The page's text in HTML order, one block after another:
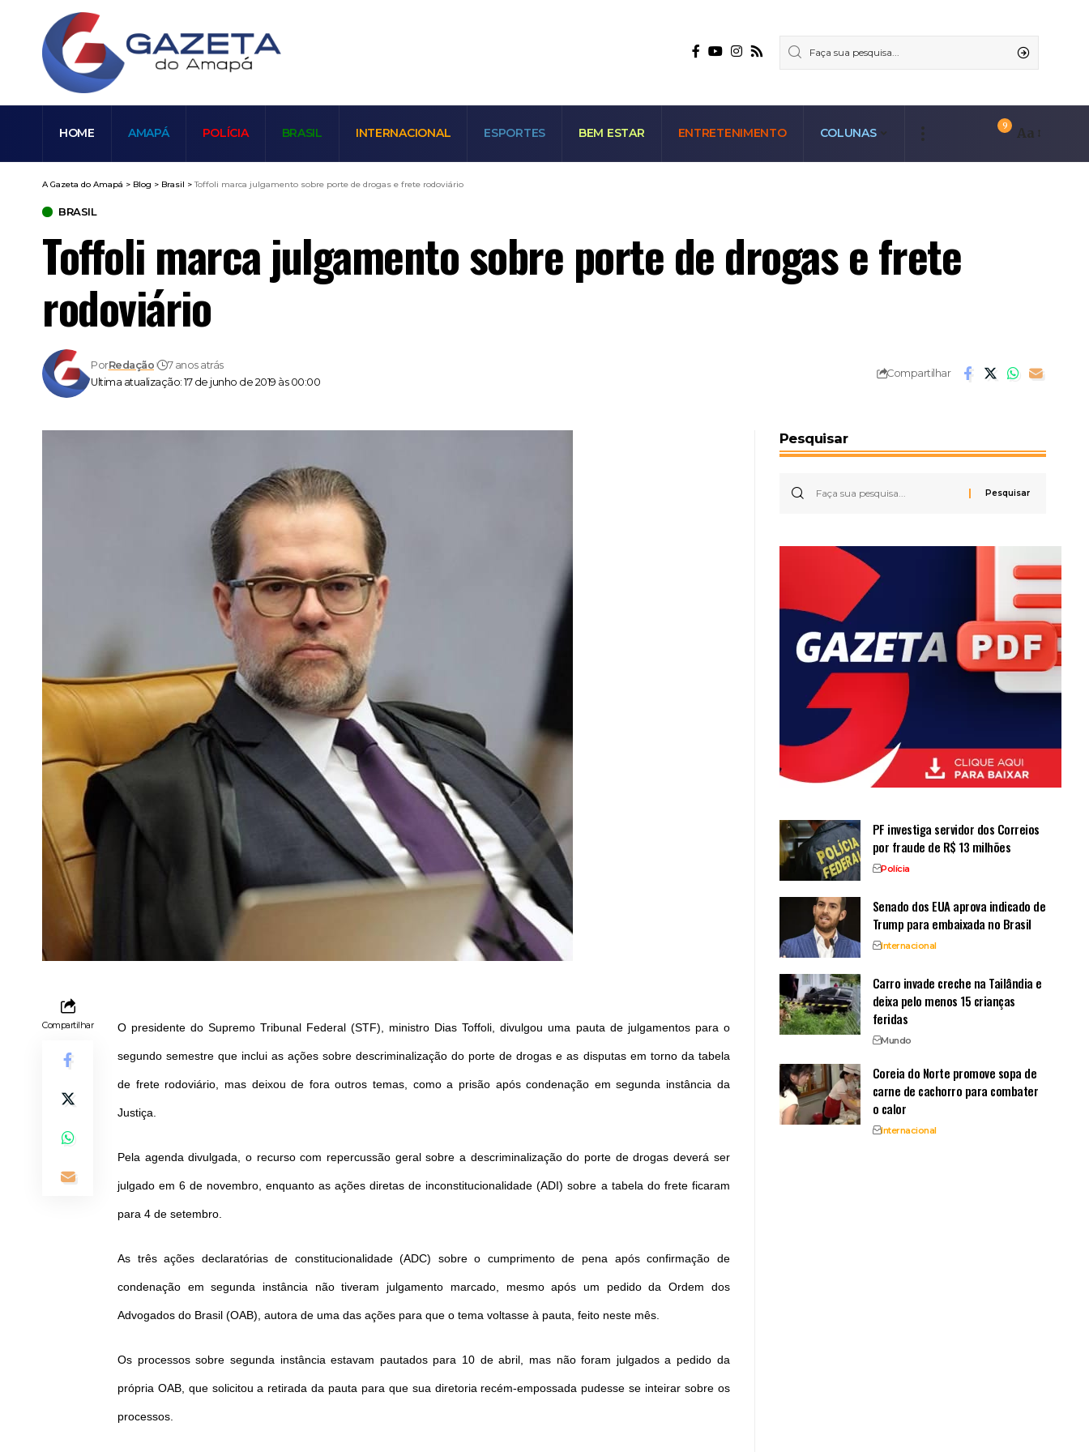
HOME AMAPÁ POLÍCIA BRASIL INTERNACIONAL ESPORTES BEM ESTAR ENTRETENIMENTO COLUNAS
9 Aa
A Gazeta do Amapá > Blog > Brasil >Toffoli marca julgamento sobre porte de drogas e frete rodoviário
BRASIL
Toffoli marca julgamento sobre porte de drogas e frete
rodoviário
Ultima atualização: 17 de junho de 2019 às 00:00
PorRedação 7 anos atrás
Compartilhar
Compartilhar O presidente do Supremo Tribunal Federal (STF), ministro Dias Toffoli, divulgou uma pauta de julgamentos para o
segundo semestre que inclui as ações sobre descriminalização do porte de drogas e as disputas em torno da tabela
de frete rodoviário, mas deixou de fora outros temas, como a prisão após condenação em segunda instância da
Justiça.
Pela agenda divulgada, o recurso com repercussão geral sobre a descriminalização do porte de drogas deverá ser
julgado em 6 de novembro, enquanto as ações diretas de inconstitucionalidade (ADI) sobre a tabela do frete ficaram
para 4 de setembro.
As três ações declaratórias de constitucionalidade (ADC) sobre o cumprimento de pena após confirmação de
condenação em segunda instância não tiveram julgamento marcado, mesmo após um pedido da Ordem dos
Advogados do Brasil (OAB), autora de uma das ações para que o tema voltasse à pauta, feito neste mês.
Os processos sobre segunda instância estavam pautados para 10 de abril, mas não foram julgados a pedido da
própria OAB, que solicitou a retirada da pauta para que sua diretoria recém-empossada pudesse se inteirar sobre os
processos.
Pesquisar
PF investiga servidor dos Correios
por fraude de R$ 13 milhões
Polícia
Senado dos EUA aprova indicado de
Trump para embaixada no Brasil
Internacional
Carro invade creche na Tailândia e
deixa pelo menos 15 crianças
feridas
Mundo
Coreia do Norte promove sopa de
carne de cachorro para combater
o calor
Internacional